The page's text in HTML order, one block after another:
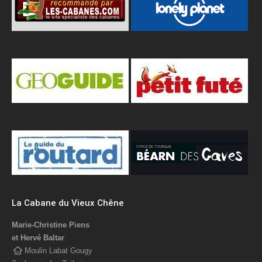
La Cabane du Vieux Chêne
Marie-Christine Piens
et Hervé Baltar
Moulin Labat Gougy